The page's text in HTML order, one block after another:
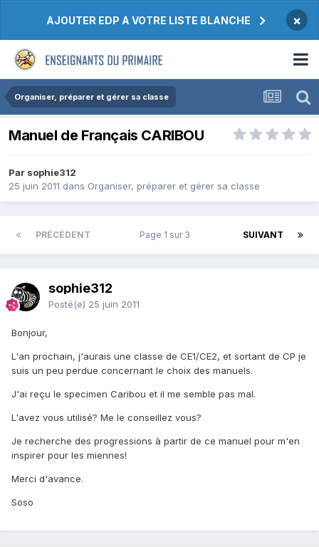
AJOUTER EDP A VOTRE LISTE BLANCHE ×
Organiser, préparer et gérer sa classe
Manuel de Français CARIBOU
Par sophie312
25 juin 2011 dans Organiser, préparer et gérer sa classe
PRÉCÉDENT SUIVANT
Page 1 sur 3
sophie312
Posté(e) 25 juin 2011
Bonjour,
L'an prochain, j'aurais une classe de CE1/CE2, et sortant de CP je
suis un peu perdue concernant le choix des manuels.
J'ai reçu le specimen Caribou et il me semble pas mal.
L'avez vous utilisé? Me le conseillez vous?
Je recherche des progressions à partir de ce manuel pour m'en
inspirer pour les miennes!
Merci d'avance.
Soso